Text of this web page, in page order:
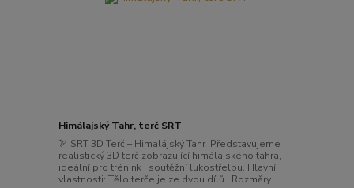
Himálajský Tahr, terč SRT
🏹 SRT 3D Terč – Himalájský Tahr Představujeme
realistický 3D terč zobrazující himálajského tahra,
ideální pro trénink i soutěžní lukostřelbu. Hlavní
vlastnosti: Tělo terče je ze dvou dílů. Rozměry...